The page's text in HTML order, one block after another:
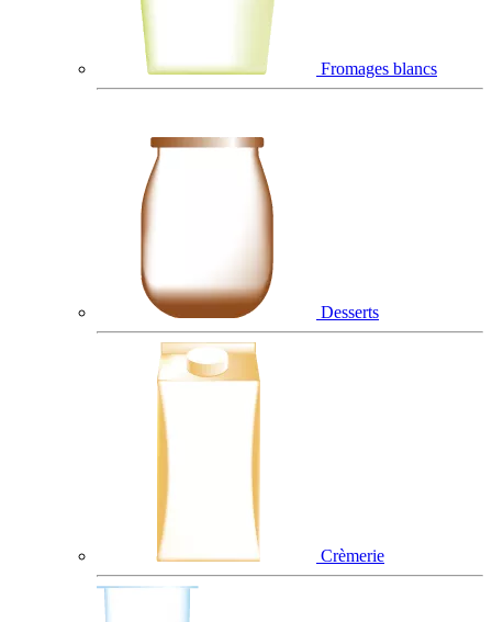
Fromages blancs
Desserts
Crèmerie